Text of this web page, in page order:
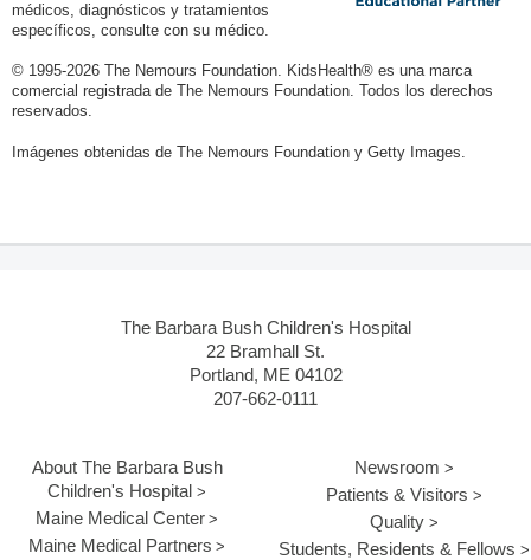
médicos, diagnósticos y tratamientos
específicos, consulte con su médico.
© 1995-2026 The Nemours Foundation. KidsHealth® es una marca
comercial registrada de The Nemours Foundation. Todos los derechos
reservados.
Imágenes obtenidas de The Nemours Foundation y Getty Images.
The Barbara Bush Children's Hospital
22 Bramhall St.
Portland, ME 04102
207-662-0111
About The Barbara Bush
Children's Hospital
Maine Medical Center
Maine Medical Partners
Newsroom
Patients & Visitors
Quality
Students, Residents & Fellows